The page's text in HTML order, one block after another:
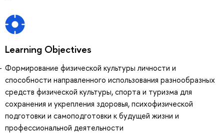
Learning Objectives
Формирование физической культуры личности и
способности направленного использования разнообразных
средств физической культуры, спорта и туризма для
сохранения и укрепления здоровья, психофизической
подготовки и самоподготовки к будущей жизни и
профессиональной деятельности